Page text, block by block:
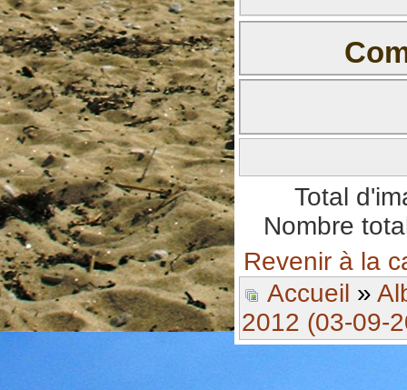
Il n'y a pas
Total
Nombre
Revenir à la
Accueil »
2012 (03-09-